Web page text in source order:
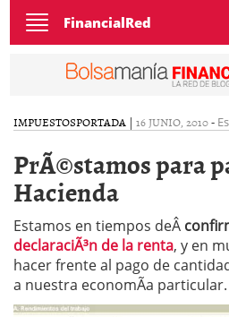
Toggle
navigation
FinancialRed
IMPUESTOSPORTADA | 16 JUNIO, 2010-
PrÃ©stamos para
Hacienda
Estamos en tiempos deÂ
declaraciÃ³n de la renta, y en
hacer frente al pago de
a nuestra economÃ­a particular.